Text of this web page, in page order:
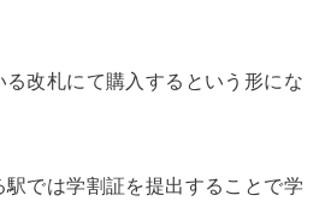
改札にて購入するという形にな
では学割証を提出することで学